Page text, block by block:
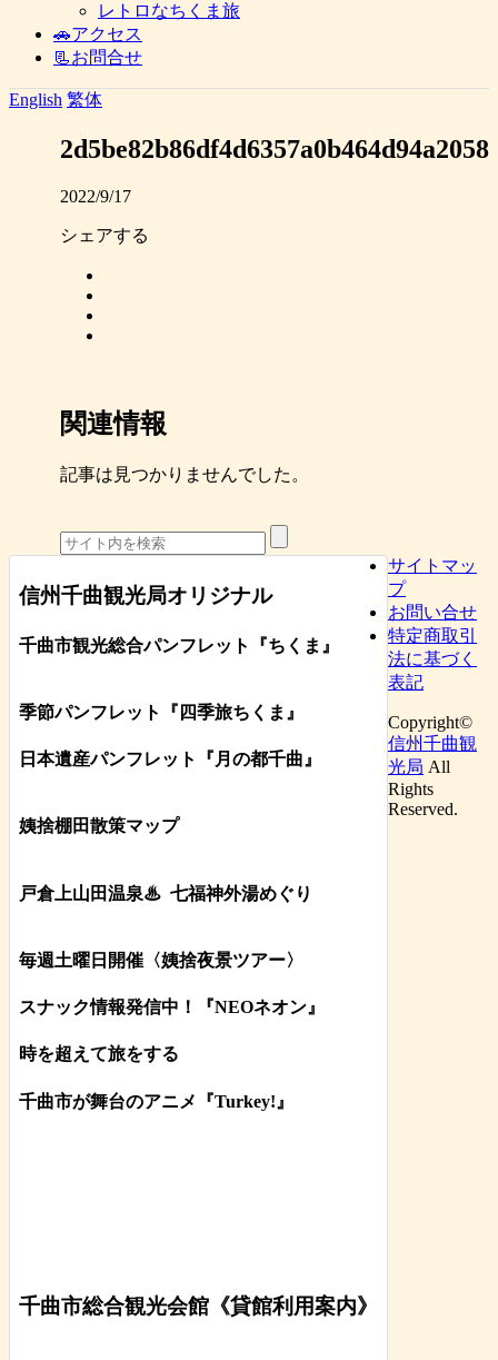
レトロなちくま旅
🚗アクセス
📃お問合せ
English 繁体
2d5be82b86df4d6357a0b464d94a2058
2022/9/17
シェアする
関連情報
記事は見つかりませんでした。
信州千曲観光局オリジナル
千曲市観光総合パンフレット 『ちくま 』
季節パンフレット『四季旅ちくま』
日本遺産パンフレット 『月の都千曲 』
姨捨棚田散策マップ
戸倉上山田温泉♨ 七福神外湯めぐり
毎週土曜日開催〈姨捨夜景ツアー〉
スナック情報発信中！『NEOネオン』
時を超えて旅をする
千曲市が舞台のアニメ『Turkey!』
千曲市総合観光会館《貸館利用案内》
サイトマッ
プ
お問い合せ
特定商取引
法に基づく
表記
Copyright©
信州千曲観
光局 All
Rights
Reserved.